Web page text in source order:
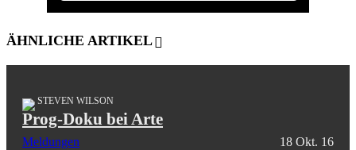
ÄHNLICHE ARTIKEL
STEVEN WILSON
Prog-Doku bei Arte
Meldungen 18 Okt. 16